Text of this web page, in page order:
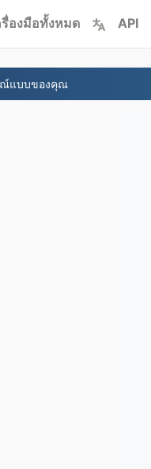
รื่องมือทั้งหมด API
ณ์แบบของคุณ